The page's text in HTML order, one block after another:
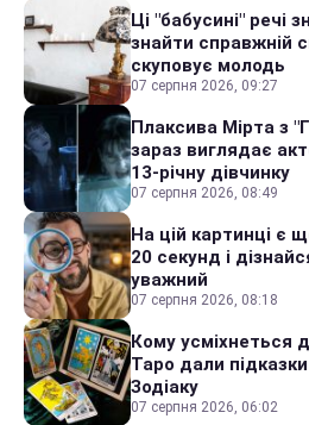
Ці "бабусині" речі
знайти справжній
скуповує молодь
07 серпня 2026, 09:27
Плаксива Мірта з
зараз виглядає
13-річну дівчинку
07 серпня 2026, 08:49
На цій картинці є
20 секунд і
уважний
07 серпня 2026, 08:18
Кому усміхнеться
Таро дали підказки
Зодіаку
07 серпня 2026, 06:02